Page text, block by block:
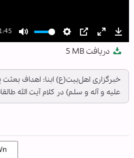
Mute Settings
PIP Enter
دریافت 5 MB
خبرگزاری اهل‌بیت(ع) ابنا: اهداف بعثت
علیه و آله و سلم) در کلام آیت الله